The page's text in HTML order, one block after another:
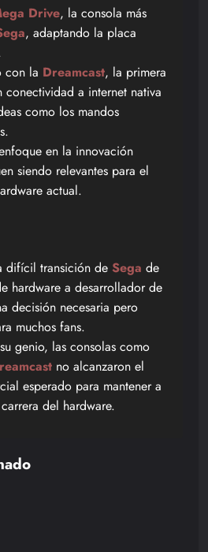
Drive, la consola más
, adaptando la placa
con la Dreamcast, la primera
conectividad a internet nativa
como los mandos
en la innovación
siendo relevantes para el
actual.
difícil transición de Sega de
hardware a desarrollador de
decisión necesaria pero
muchos fans.
genio, las consolas como
no alcanzaron el
esperado para mantener a
del hardware.